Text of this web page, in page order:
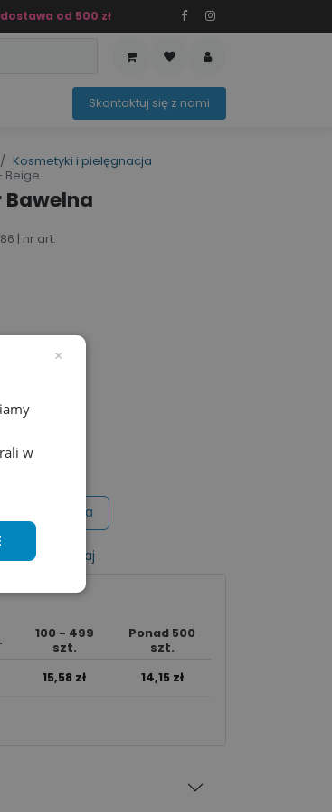
od 500 zł
SEZONOWASko​ntaktuj ​​​​się z nami​​​​
Kosmetyki i pielęgnacja
Beige
| nr art.
na maila
Porównaj
100 - 499
szt.
Ponad 500
szt.
15,58 zł 14,15 zł
×
w